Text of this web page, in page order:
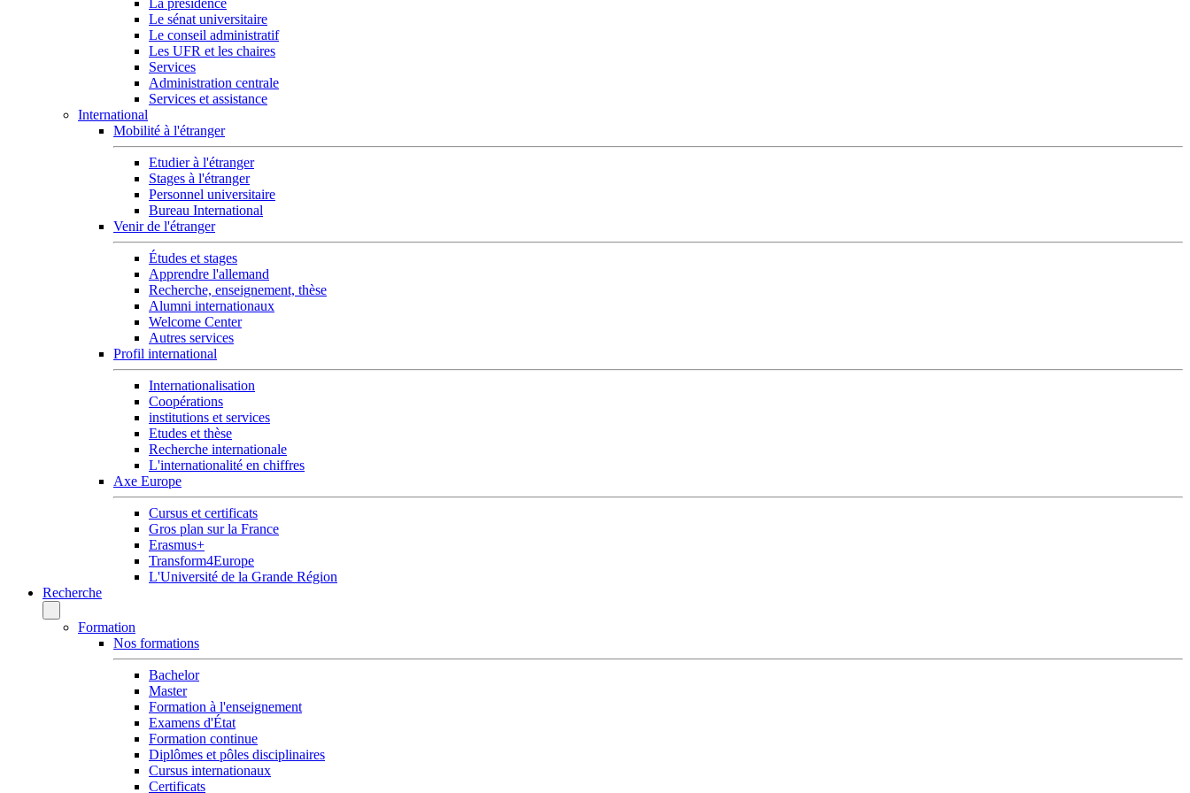
La présidence
Le sénat universitaire
Le conseil administratif
Les UFR et les chaires
Services
Administration centrale
Services et assistance
International
Mobilité à l'étranger
Etudier à l'étranger
Stages à l'étranger
Personnel universitaire
Bureau International
Venir de l'étranger
Études et stages
Apprendre l'allemand
Recherche, enseignement, thèse
Alumni internationaux
Welcome Center
Autres services
Profil international
Internationalisation
Coopérations
institutions et services
Etudes et thèse
Recherche internationale
L'internationalité en chiffres
Axe Europe
Cursus et certificats
Gros plan sur la France
Erasmus+
Transform4Europe
L'Université de la Grande Région
Recherche
Formation
Nos formations
Bachelor
Master
Formation à l'enseignement
Examens d'État
Formation continue
Diplômes et pôles disciplinaires
Cursus internationaux
Certificats